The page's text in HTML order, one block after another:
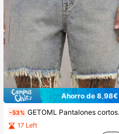
Ahorro de 8,98€
-53% GETOML Pantalones cortos de mezclilla lavada casual de verano para hombres
17 Left